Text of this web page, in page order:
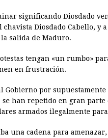
significando Diosdado
Diosdado Cabello, y
salida de Maduro.
tengan «un rumbo»
en frustración.
Gobierno por
han repetido en gran parte
armados ilegalmente
una cadena para